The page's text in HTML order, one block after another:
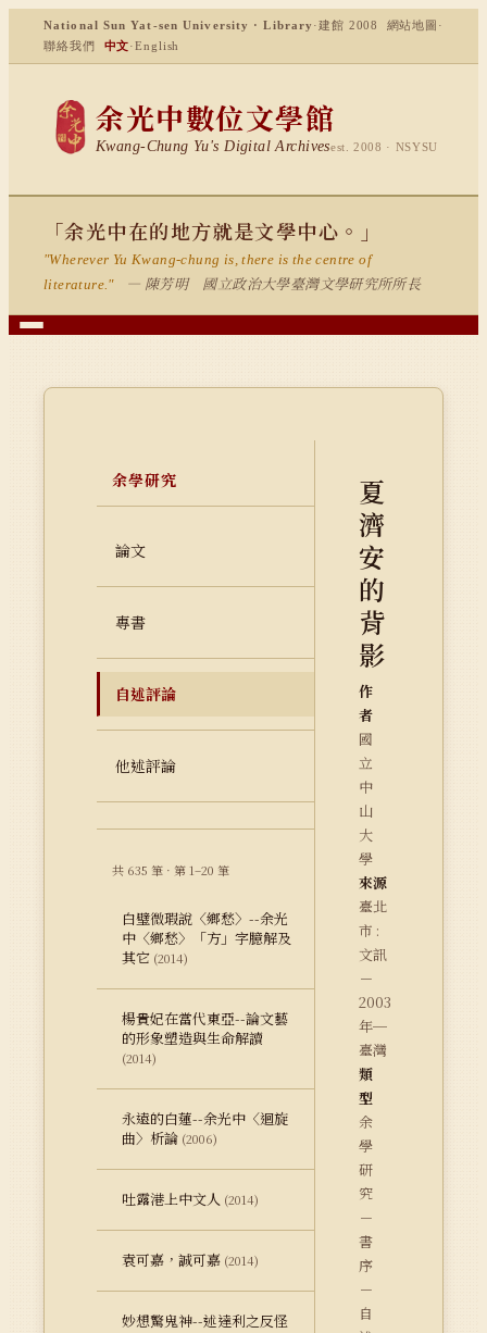
National Sun Yat-sen University · Library ·建館 2008 網站地圖 ·
聯絡我們
中文·English
余光中數位文學館
Kwang-Chung Yu's Digital Archivesest. 2008 · NSYSU
「余光中在的地方就是文學中心。」
"Wherever Yu Kwang-chung is, there is the centre of
literature."
— 陳芳明 國立政治大學臺灣文學研究所所長
余學研究
論文
專書
自述評論
他述評論
共 635 筆 · 第 1–20 筆
白璧微瑕說〈鄉愁〉--余光
中〈鄉愁〉「方」字臆解及
其它 (2014)
楊貴妃在當代東亞--論文藝
的形象塑造與生命解讀
(2014)
永遠的白蓮--余光中〈迴旋
曲〉析論 (2006)
吐露港上中文人 (2014)
袁可嘉，誠可嘉 (2014)
妙想驚鬼神--述達利之反怪
夏
濟
安
的
背
影
作
者
國
立
中
山
大
學
來源
臺北
市 :
文訊
－
2003
年─
臺灣
類
型
余
學
研
究
－
書
序
－
自